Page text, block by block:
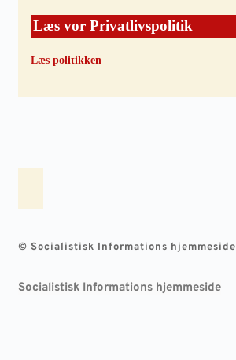
Læs vor Privatlivspolitik
Læs politikken
© Socialistisk Informations
Socialistisk Informations hjemmeside